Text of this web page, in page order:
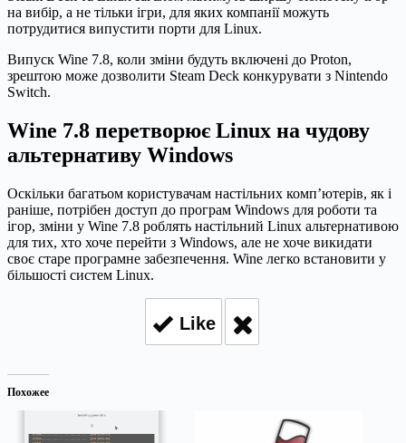
на вибір, а не тільки ігри, для яких компанії можуть
потрудитися випустити порти для Linux.
Випуск Wine 7.8, коли зміни будуть включені до Proton,
зрештою може дозволити Steam Deck конкурувати з Nintendo
Switch.
Wine 7.8 перетворює Linux на чудову
альтернативу Windows
Оскільки багатьом користувачам настільних комп’ютерів, як і
раніше, потрібен доступ до програм Windows для роботи та
ігор, зміни у Wine 7.8 роблять настільний Linux альтернативою
для тих, хто хоче перейти з Windows, але не хоче викидати
своє старе програмне забезпечення. Wine легко встановити у
більшості систем Linux.
Like
Похожее